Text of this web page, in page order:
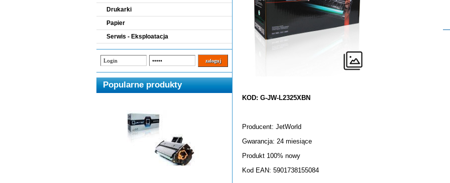
Drukarki
Papier
Serwis - Eksploatacja
Popularne produkty
KOD: G-JW-L2325XBN
Producent: JetWorld
Gwarancja: 24 miesiące
Produkt 100% nowy
Kod EAN: 5901738155084